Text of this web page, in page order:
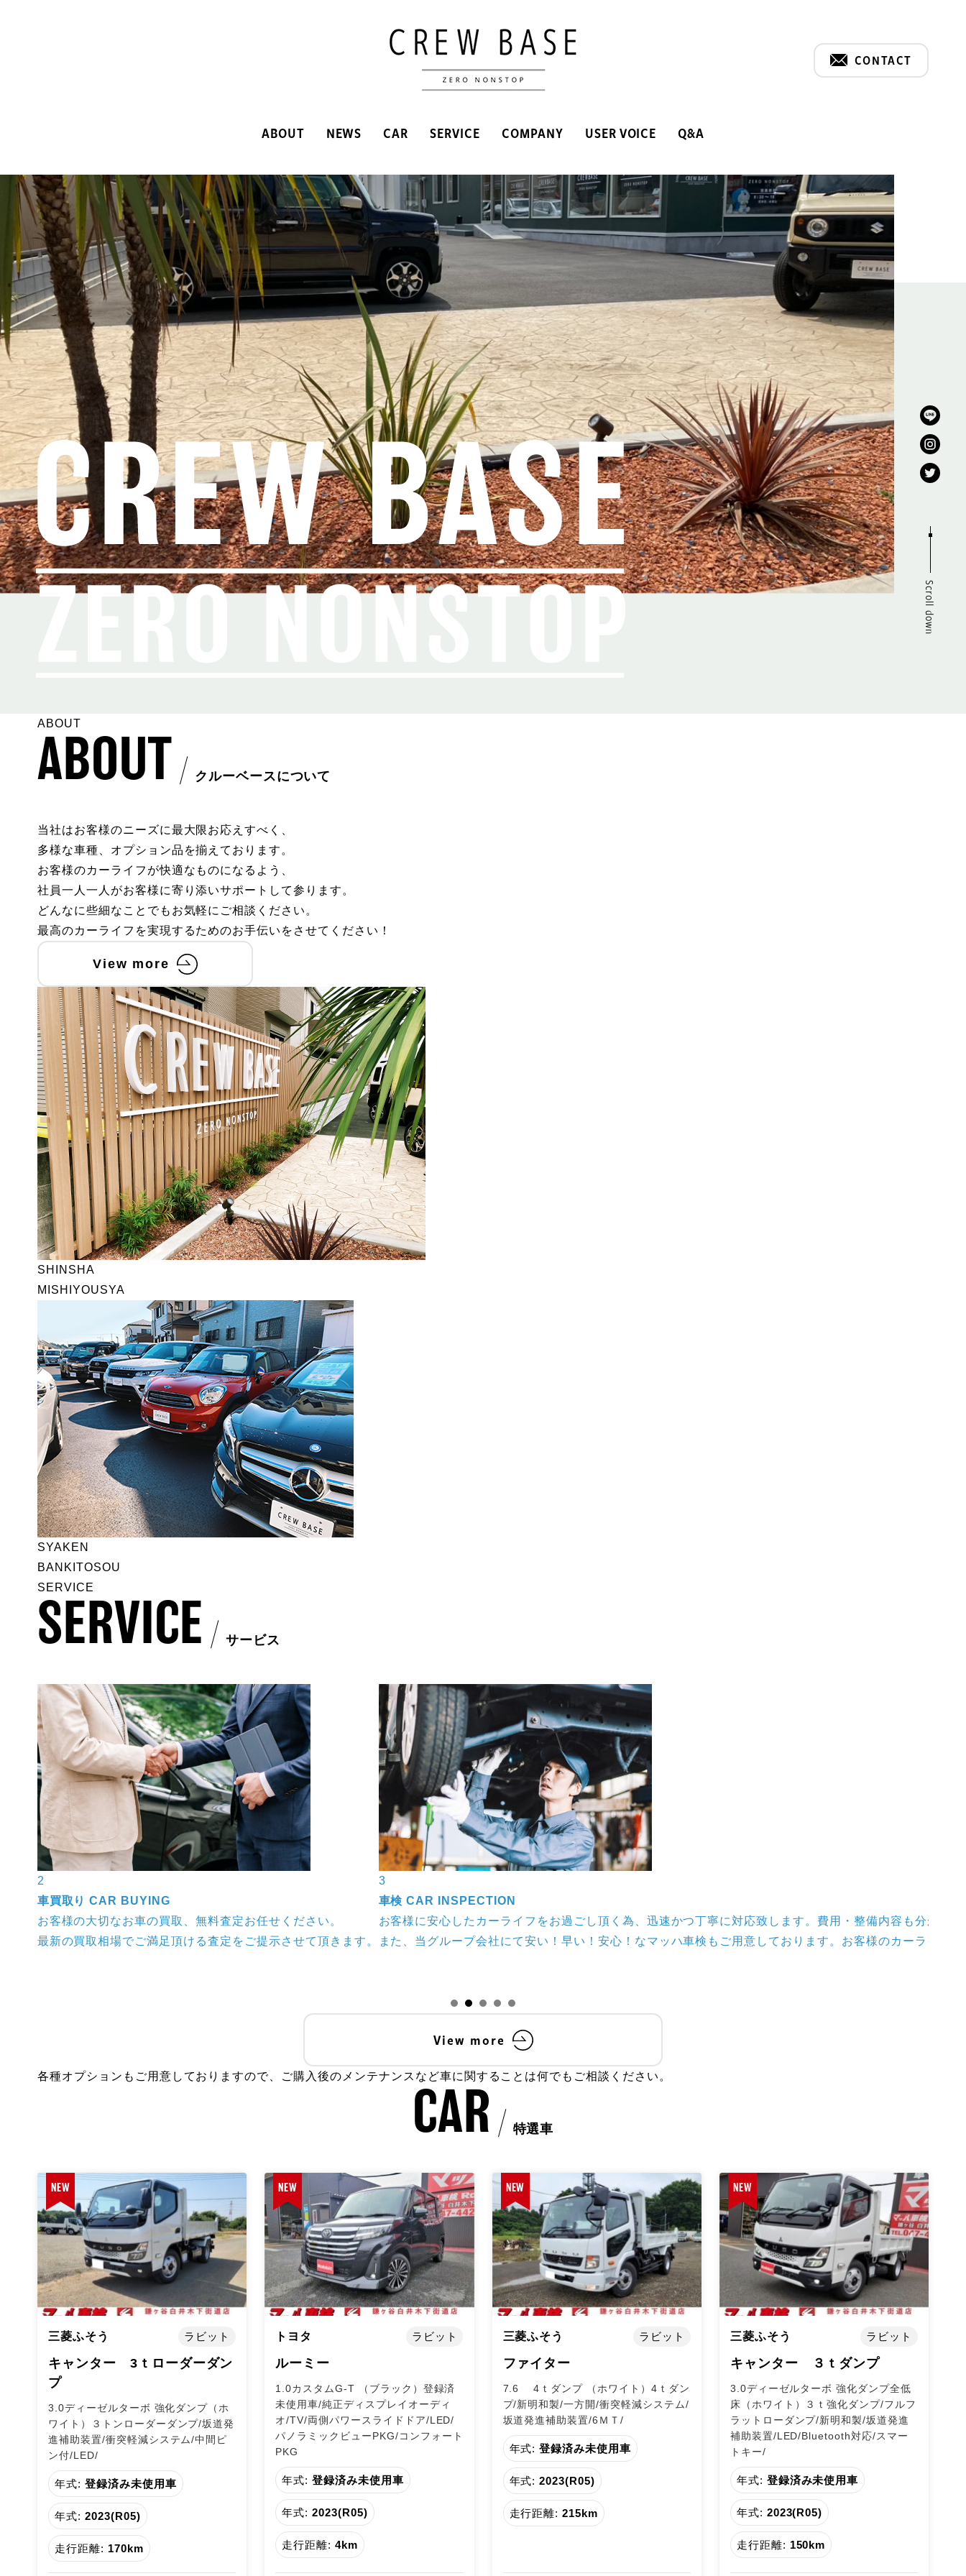
CONTACT
ABOUT NEWS CAR SERVICE COMPANY USER VOICE Q&A
Scroll down
ABOUT
ABOUT クルーベースについて
当社はお客様のニーズに最大限お応えすべく、
多様な車種、オプション品を揃えております。
お客様のカーライフが快適なものになるよう、
社員一人一人がお客様に寄り添いサポートして参ります。
どんなに些細なことでもお気軽にご相談ください。
最高のカーライフを実現するためのお手伝いをさせてください！
View more
SHINSHA
MISHIYOUSYA
SYAKEN
BANKITOSOU
SERVICE
SERVICE サービス
3
車検 CAR INSPECTION
お客様に安心したカーライフをお過ごし頂く為、迅速かつ丁寧に対応致します。費用・整備内容も分かりやすくご案内いたしますので、お気軽にお申し付けください。
また、当グループ会社にて安い！早い！安心！なマッハ車検もご用意しております。お客様のカーライフを是非当社にてトータルサポートさせて下さい！
View more
各種オプションもご用意しておりますので、ご購入後のメンテナンスなど車に関することは何でもご相談ください。
CAR 特選車
NEW
三菱ふそう ラビット
キャンター 3ｔローダーダン
プ
3.0ディーゼルターボ 強化ダンプ（ホ
ワイト）３トンローダーダンプ/坂道発
進補助装置/衝突軽減システム/中間ピ
ン付/LED/
年式: 登録済み未使用車
年式: 2023(R05)
走行距離: 170km
NEW
トヨタ ラビット
ルーミー
1.0カスタムG-T （ブラック）登録済
未使用車/純正ディスプレイオーディ
オ/TV/両側パワースライドドア/LED/
パノラミックビューPKG/コンフォート
PKG
年式: 登録済み未使用車
年式: 2023(R05)
走行距離: 4km
NEW
三菱ふそう ラビット
ファイター
7.6 4ｔダンプ （ホワイト）4ｔダン
プ/新明和製/一方開/衝突軽減システム/
坂道発進補助装置/6ＭＴ/
年式: 登録済み未使用車
年式: 2023(R05)
走行距離: 215km
NEW
三菱ふそう ラビット
キャンター ３ｔダンプ
3.0ディーゼルターボ 強化ダンプ全低
床（ホワイト）３ｔ強化ダンプ/フルフ
ラットローダンプ/新明和製/坂道発進
補助装置/LED/Bluetooth対応/スマー
トキー/
年式: 登録済み未使用車
年式: 2023(R05)
走行距離: 150km